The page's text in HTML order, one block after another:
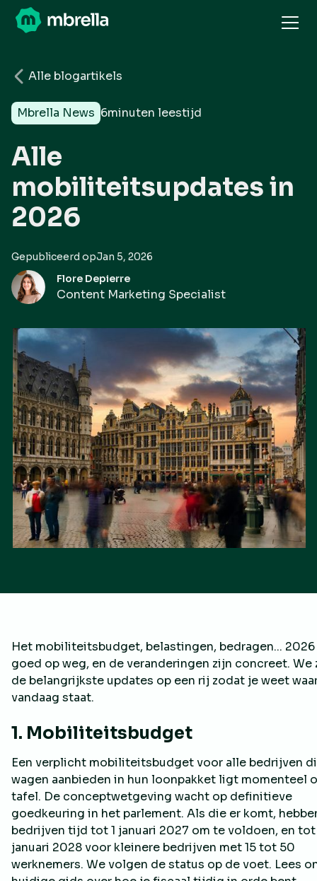
Alle blogartikels
Mbrella News 6minuten leestijd
Alle
mobiliteitsupdates in
2026
Gepubliceerd opJan 5, 2026
Flore Depierre
Content Marketing Specialist
Het mobiliteitsbudget, belastingen, bedragen...
goed op weg, en de veranderingen zijn concreet. We
de belangrijkste updates op een rij zodat je weet
vandaag staat.
1. Mobiliteitsbudget
Een verplicht mobiliteitsbudget voor alle bedrijven
wagen aanbieden in hun loonpakket ligt momenteel
tafel. De conceptwetgeving wacht op definitieve
goedkeuring in het parlement. Als die er komt,
bedrijven tijd tot 1 januari 2027 om te voldoen, en tot
januari 2028 voor kleinere bedrijven met 15 tot 50
werknemers. We volgen de status op de voet. Lees